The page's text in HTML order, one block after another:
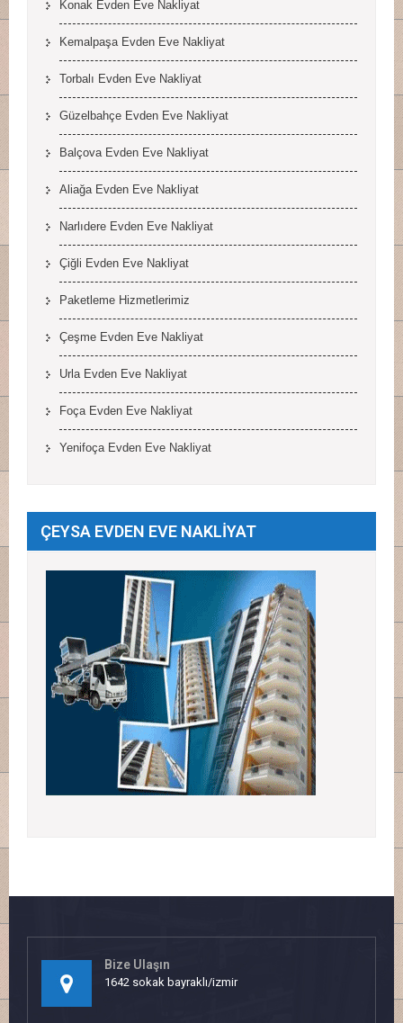
Konak Evden Eve Nakliyat
Kemalpaşa Evden Eve Nakliyat
Torbalı Evden Eve Nakliyat
Güzelbahçe Evden Eve Nakliyat
Balçova Evden Eve Nakliyat
Aliağa Evden Eve Nakliyat
Narlıdere Evden Eve Nakliyat
Çiğli Evden Eve Nakliyat
Paketleme Hizmetlerimiz
Çeşme Evden Eve Nakliyat
Urla Evden Eve Nakliyat
Foça Evden Eve Nakliyat
Yenifoça Evden Eve Nakliyat
ÇEYSA EVDEN EVE NAKLİYAT
Bize Ulaşın
1642 sokak bayraklı/izmir